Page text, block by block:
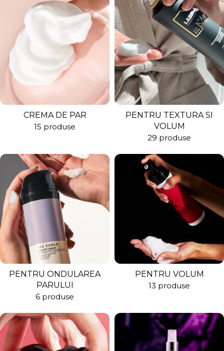
CREMA DE PAR
15 produse
PENTRU TEXTURA SI
VOLUM
29 produse
PENTRU ONDULAREA
PARULUI
6 produse
PENTRU VOLUM
13 produse